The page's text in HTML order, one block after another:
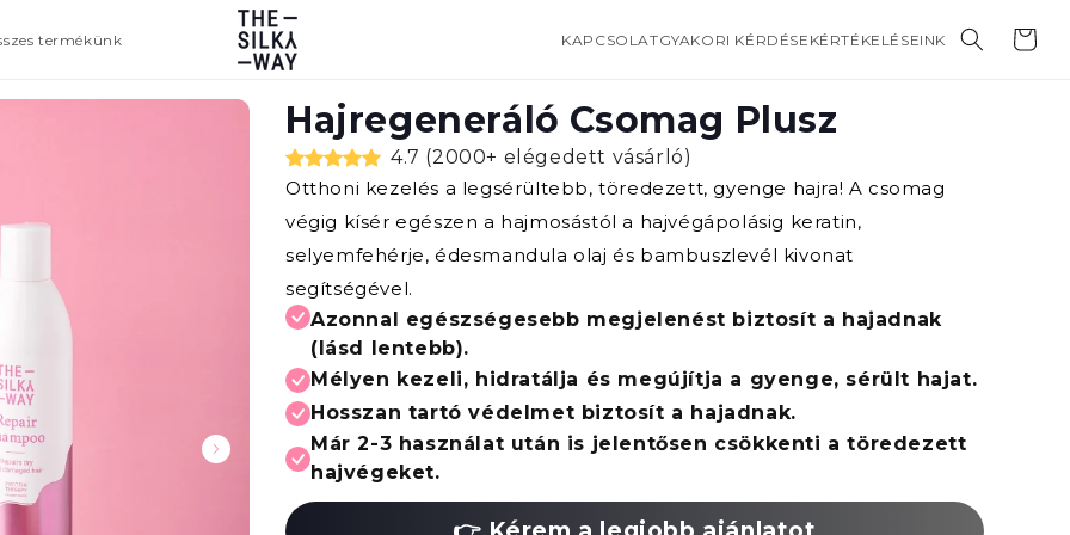
termékünk KAPCSOLATGYAKORI KÉRDÉSEKÉRTÉKELÉSEINK Kosár
Hajregeneráló Csomag Plusz
4.7 (2000+ elégedett vásárló)
Otthoni kezelés a legsérültebb, töredezett, gyenge hajra! A csomag
végig kísér egészen a hajmosástól a hajvégápolásig keratin,
selyemfehérje, édesmandula olaj és bambuszlevél kivonat
segítségével.
Azonnal egészségesebb megjelenést biztosít a hajadnak
(lásd lentebb).
Mélyen kezeli, hidratálja és megújítja a gyenge, sérült hajat.
Hosszan tartó védelmet biztosít a hajadnak.
Már 2-3 használat után is jelentősen csökkenti a töredezett
hajvégeket.